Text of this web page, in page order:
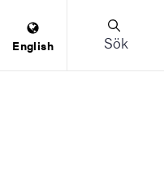
English Sök